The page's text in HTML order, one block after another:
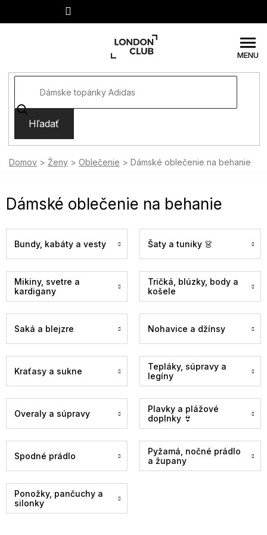
Hľadať
Domov Ženy Oblečenie Dámské oblečenie na behanie
Dámské oblečenie na behanie
Bundy, kabáty a vesty Šaty a tuniky 👗
Mikiny, svetre a
kardigany
Tričká, blúzky, body a
košele
Saká a blejzre Nohavice a džínsy
Kraťasy a sukne
Tepláky, súpravy a
legíny
Overaly a súpravy
Plavky a plážové
doplnky 👙
Spodné prádlo
Pyžamá, nočné prádlo
a župany
Ponožky, pančuchy a
silonky